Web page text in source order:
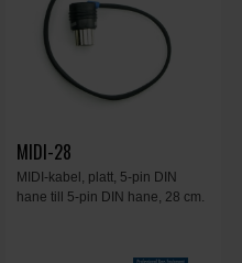
MIDI-28
MIDI-kabel, platt, 5-pin DIN
hane till 5-pin DIN hane, 28 cm.